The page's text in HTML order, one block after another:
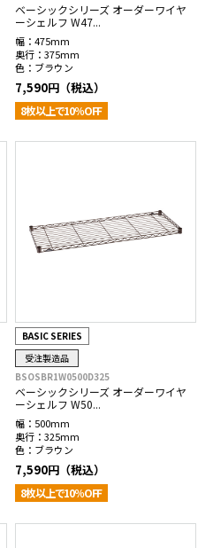
ベーシックシリーズ オーダーワイヤ
ーシェルフ W47...
幅： 475mm
奥行： 375mm
色： ブラウン
7,590円（税込）
8枚以上で10％OFF
BASIC SERIES
受注製造品
BSOSBR1W0500D325
ベーシックシリーズ オーダーワイヤ
ーシェルフ W50...
幅： 500mm
奥行： 325mm
色： ブラウン
7,590円（税込）
8枚以上で10％OFF